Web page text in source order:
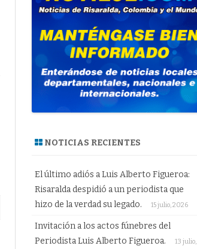
NOTICIAS RECIENTES
El último adiós a Luis Alberto Figueroa:
Risaralda despidió a un periodista que
hizo de la verdad su legado.
15 julio, 2026
Invitación a los actos fúnebres del
Periodista Luis Alberto Figueroa.
13 julio,